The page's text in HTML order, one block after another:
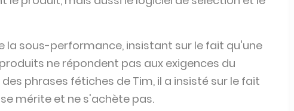
sous-performance, insistant sur le fait qu'une
phrases fétiches de Tim, il a insisté sur le fait
mérite et ne s'achète pas.
La première, qui opposait un évaporateur